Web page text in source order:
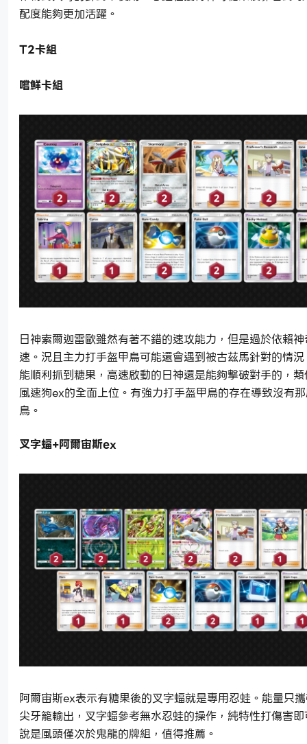
配度能夠更加活躍。
T2卡組
嚐鮮卡組
日神索爾迦雷歐雖然有著不錯的速攻能力，但是過於依賴
速。況且主力打手盔甲鳥可能還會遇到被古茲馬針對的情
能順利抓到糖果，高速啟動的日神還是能夠擊破對手的，
風速狗ex的全面上位。有強力打手盔甲鳥的存在導致沒有
鳥。
叉字蝠+阿爾宙斯ex
阿爾宙斯ex表示有糖果後的叉字蝠就是專用忍蛙。能量只
尖牙籠輸出，叉字蝠參考無水忍蛙的操作，純特性打傷害
說是風頭僅次於鬼龍的牌組，值得推薦。